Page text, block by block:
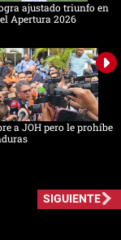
ajustado triunfo en
Apertura 2026
a JOH pero le prohíbe
SIGUIENTE